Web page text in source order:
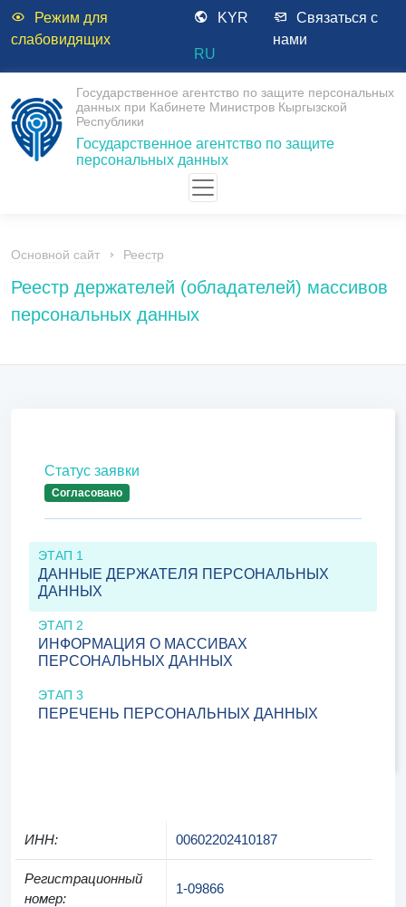
Режим для
слабовидящих
KYR
RU
Связаться с
нами
Государственное агентство по защите персональных
данных при Кабинете Министров Кыргызской
Республики
Государственное агентство по защите
персональных данных
Основной сайт Реестр
Реестр держателей (обладателей) массивов
персональных данных
Статус заявки
Согласовано
ЭТАП 1
ДАННЫЕ ДЕРЖАТЕЛЯ ПЕРСОНАЛЬНЫХ
ДАННЫХ
ЭТАП 2
ИНФОРМАЦИЯ О МАССИВАХ
ПЕРСОНАЛЬНЫХ ДАННЫХ
ЭТАП 3
ПЕРЕЧЕНЬ ПЕРСОНАЛЬНЫХ ДАННЫХ
ИНН: 00602202410187
Регистрационный
номер:
1-09866